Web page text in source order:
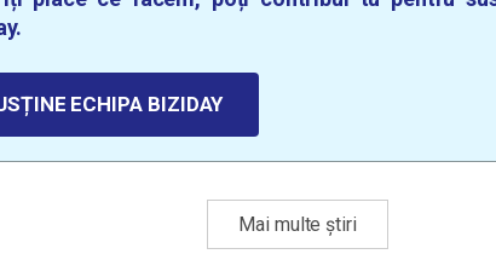
ECHIPA BIZIDAY
Mai multe știri